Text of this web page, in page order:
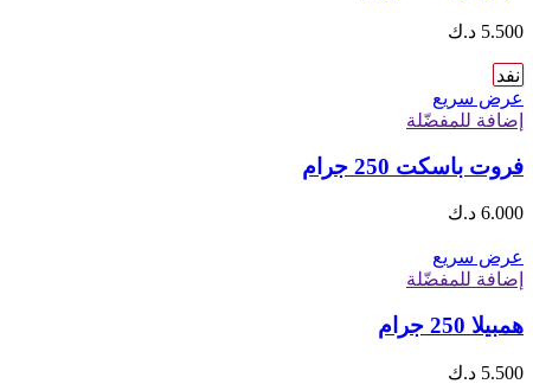
5.500 د.ك
نفد
عرض سريع
إضافة للمفضّلة
فروت باسكت 250 جرام
6.000 د.ك
عرض سريع
إضافة للمفضّلة
همبيلا 250 جرام
5.500 د.ك